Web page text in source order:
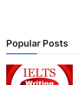
Popular Posts